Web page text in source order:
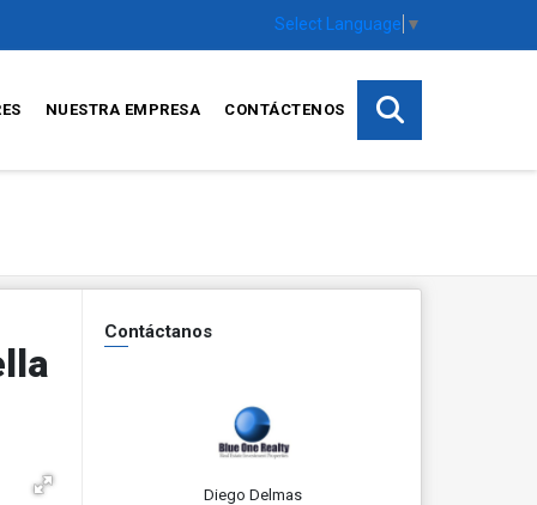
Select Language ▼
NUESTRA EMPRESA CONTÁCTENOS
Contáctanos
Diego Delmas